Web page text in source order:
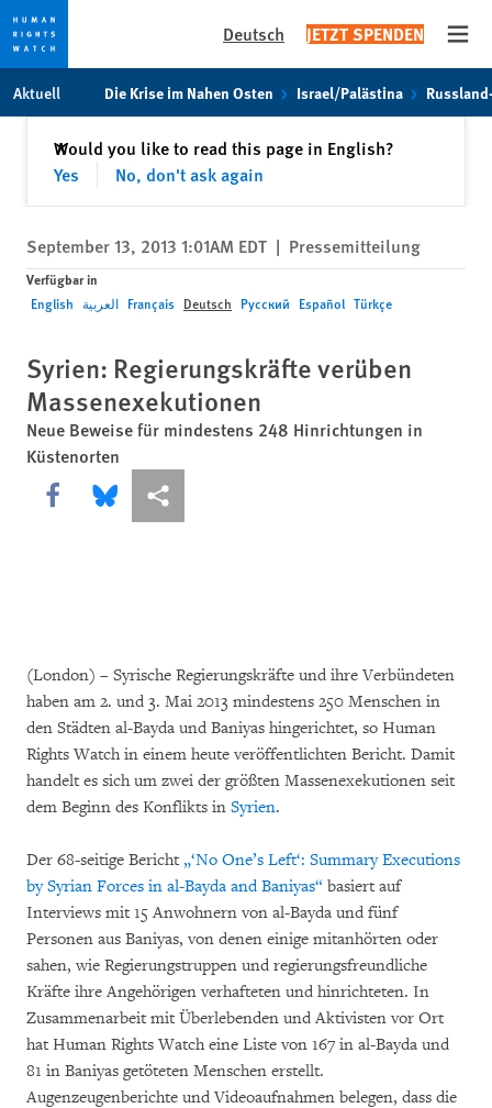
Skip
to
Skip
to
content
Deutsch JETZT SPENDEN
Aktuell Die Krise im Nahen Osten Israel/Palästina
Would you like to read this page in English?
Yes
No, don't ask again
✕Schließen
September 13, 2013 1:01AM EDT | Pressemitteilung
Verfügbar in
English العربية Français Deutsch Русский Español Türkçe
Syrien: Regierungskräfte verüben
Massenexekutionen
Neue Beweise für mindestens 248 Hinrichtungen in
Küstenorten
Share this via Facebook
Share this via Bluesky
More sharing options
(London) – Syrische Regierungskräfte und ihre Verbündeten
haben am 2. und 3. Mai 2013 mindestens 250 Menschen in
den Städten al-Bayda und Baniyas hingerichtet, so Human
Rights Watch in einem heute veröffentlichten Bericht. Damit
handelt es sich um zwei der größten Massenexekutionen seit
dem Beginn des Konflikts in Syrien.
Der 68-seitige Bericht „‘No One’s Left‘: Summary Executions
by Syrian Forces in al-Bayda and Baniyas“ basiert auf
Interviews mit 15 Anwohnern von al-Bayda und fünf
Personen aus Baniyas, von denen einige mitanhörten oder
sahen, wie Regierungstruppen und regierungsfreundliche
Kräfte ihre Angehörigen verhafteten und hinrichteten. In
Zusammenarbeit mit Überlebenden und Aktivisten vor Ort
hat Human Rights Watch eine Liste von 167 in al-Bayda und
81 in Baniyas getöteten Menschen erstellt.
Augenzeugenberichte und Videoaufnahmen belegen, dass die